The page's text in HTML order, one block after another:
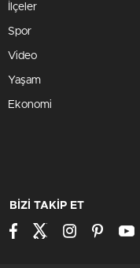
İlçeler
Spor
Video
Yaşam
Ekonomi
BİZİ TAKİP ET